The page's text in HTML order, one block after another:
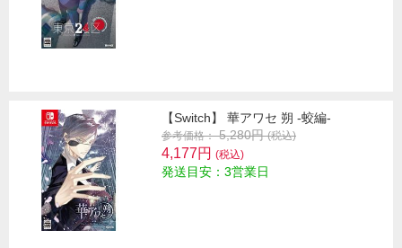
【Switch】 華アワセ 朔 -蛟編-
参考価格： 5,280円(税込)
4,177円 (税込)
発送目安：3営業日